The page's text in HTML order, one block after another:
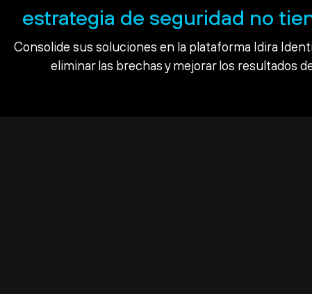
estrategia de seguridad no
Consolide sus soluciones en la plataforma Idira
eliminar las brechas y mejorar los resultados